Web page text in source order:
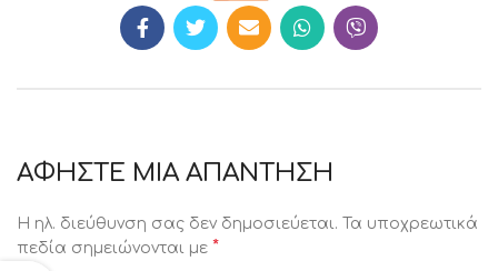
ΑΦΉΣΤΕ ΜΙΑ ΑΠΆΝΤΗΣΗ
Η ηλ. διεύθυνση σας δεν δημοσιεύεται.
Τα υποχρεωτικά
πεδία σημειώνονται με *